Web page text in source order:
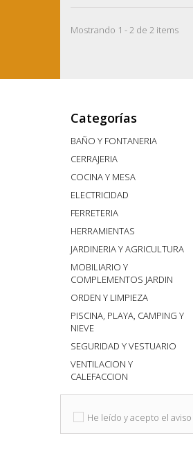
Mostrando 1 - 2 de 2 items
Categorías
BAÑO Y FONTANERIA
CERRAJERIA
COCINA Y MESA
ELECTRICIDAD
FERRETERIA
HERRAMIENTAS
JARDINERIA Y AGRICULTURA
MOBILIARIO Y
COMPLEMENTOS JARDIN
ORDEN Y LIMPIEZA
PISCINA, PLAYA, CAMPING Y
NIEVE
SEGURIDAD Y VESTUARIO
VENTILACION Y
CALEFACCION
He leído y acepto el